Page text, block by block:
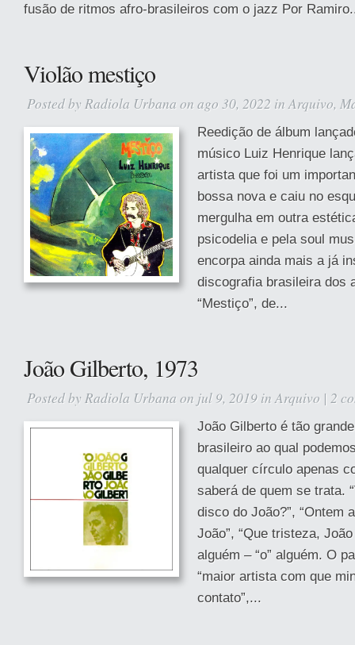
fusão de ritmos afro-brasileiros com o jazz Por
Violão mestiço
Posted by Radiola Urbana on ago 30, 2022 inArquivo,
Reedição de álbum
músico Luiz Henrique
artista que foi um
bossa nova e caiu no
mergulha em outra
psicodelia e pela soul
encorpa ainda mais a já
discografia brasileira dos
“Mestiço”, de...
João Gilberto, 1973
Posted by Radiola Urbana on jul 9, 2019 inArquivo | 2
João Gilberto é tão
brasileiro ao qual
qualquer círculo apenas
saberá de quem se trata.
disco do João?”, “Ontem
João”, “Que tristeza,
alguém – “o” alguém. O
“maior artista com que
contato”,...